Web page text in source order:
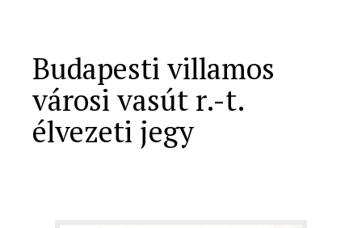
Budapesti villamos
városi vasút r.-t.
élvezeti jegy